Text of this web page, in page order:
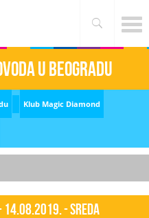
u Beogradu
Klub Magic Diamond
- SREDA